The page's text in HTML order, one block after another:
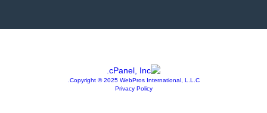
Copyright © 2025 WebPros International, L.L.C.
Privacy Policy